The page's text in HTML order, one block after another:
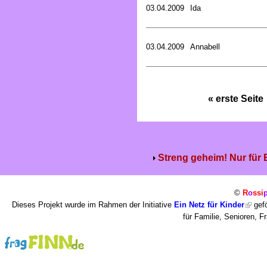
03.04.2009 Ida
03.04.2009 Annabell
« erste Seite
Streng geheim! Nur für
© Rossi
Dieses Projekt wurde im Rahmen der Initiative Ein Netz für Kinder
für Familie, Senioren,